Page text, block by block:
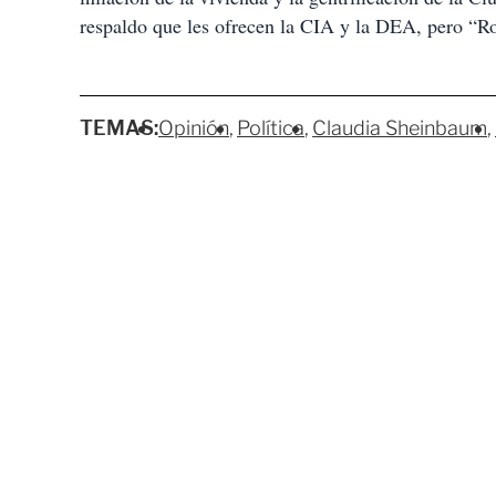
respaldo que les ofrecen la CIA y la DEA, pero
TEMAS:Opinión Política Claudia Sheinbaum